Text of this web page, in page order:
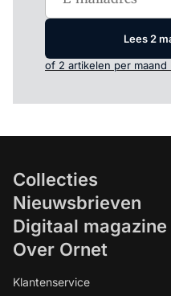
Lees 2
of 2 artikelen per
Collecties
Nieuwsbrieven
Digitaal magazine
Over Ornet
Klantenservice